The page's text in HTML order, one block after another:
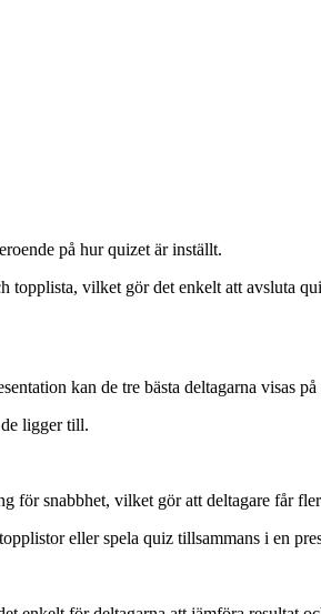
på hur quizet är inställt.
topplista, vilket gör det enkelt att avsluta
kan de tre bästa deltagarna visas
ligger till.
för snabbhet, vilket gör att deltagare får
eller spela quiz tillsammans i en